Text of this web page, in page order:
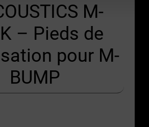
M-
– Pieds de
pour M-
BUMP